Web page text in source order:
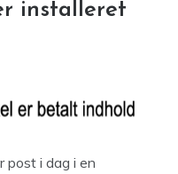
installeret
post i dag i en